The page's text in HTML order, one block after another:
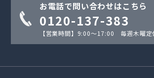
お電話で問い合わせはこちら
0120-137-383
【営業時間】9:00〜17:00 毎週木曜定